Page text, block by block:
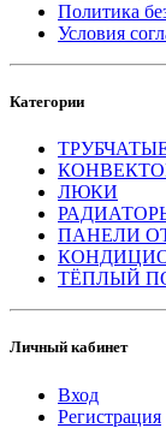
Политика
Условия
Категории
ЛЮКИ
ПАНЕЛИ
ТЁПЛЫЙ
Личный кабинет
Вход
Регистрация